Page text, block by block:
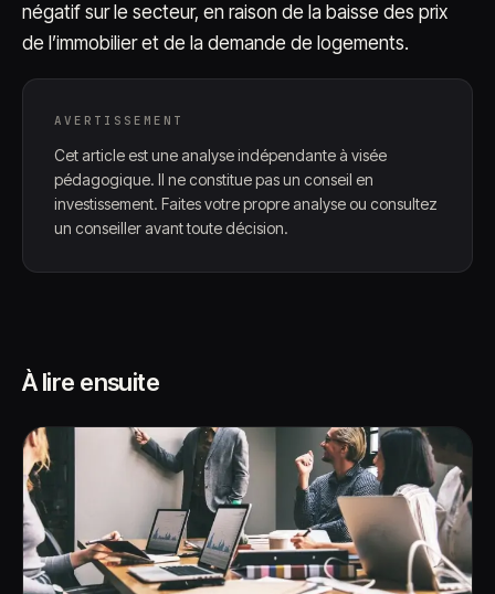
négatif sur le secteur, en raison de la baisse des prix
de l’immobilier et de la demande de logements.
AVERTISSEMENT
Cet article est une analyse indépendante à visée
pédagogique. Il ne constitue pas un conseil en
investissement. Faites votre propre analyse ou consultez
un conseiller avant toute décision.
À lire ensuite